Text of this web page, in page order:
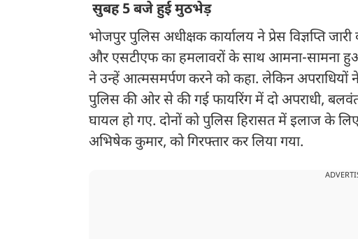
सुबह 5 बजे हुई मुठभेड़
भोजपुर पुलिस अधीक्षक कार्यालय ने प्रेस विज्ञप्ति
और एसटीएफ का हमलावरों के साथ आमना-सामना
ने उन्हें आत्मसमर्पण करने को कहा. लेकिन अपराधियों ने
पुलिस की ओर से की गई फायरिंग में दो अपराधी,
घायल हो गए. दोनों को पुलिस हिरासत में इलाज के
अभिषेक कुमार, को गिरफ्तार कर लिया गया.